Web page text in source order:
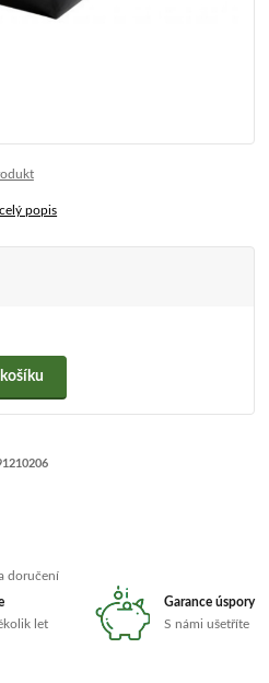
celý popis
doručení
let
Garance úspory
S námi ušetříte